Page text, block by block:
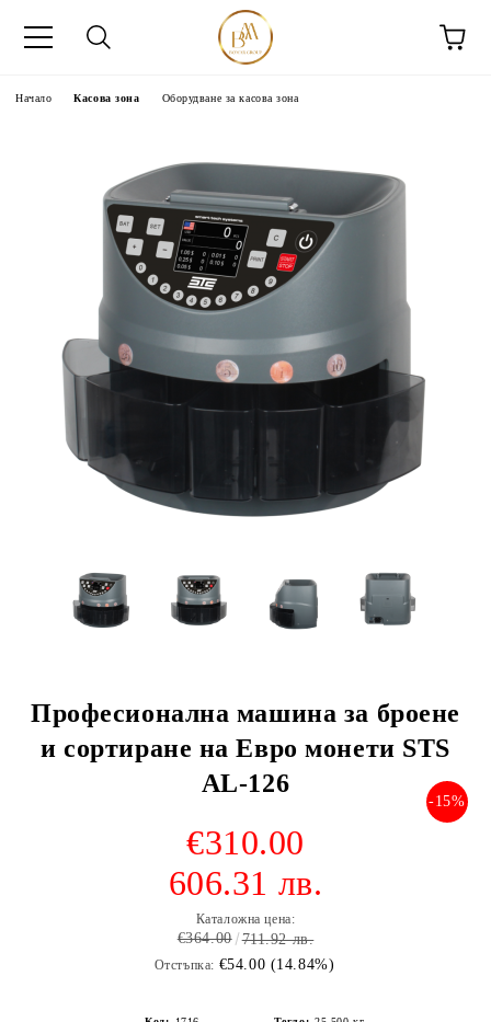
Начало Касова зона Оборудване за касова зона
Професионална машина за броене
и сортиране на Евро монети STS
AL-126
-15%
€310.00
606.31 лв.
Каталожна цена:
€364.00 711.92 лв.
Отстъпка: €54.00 (14.84%)